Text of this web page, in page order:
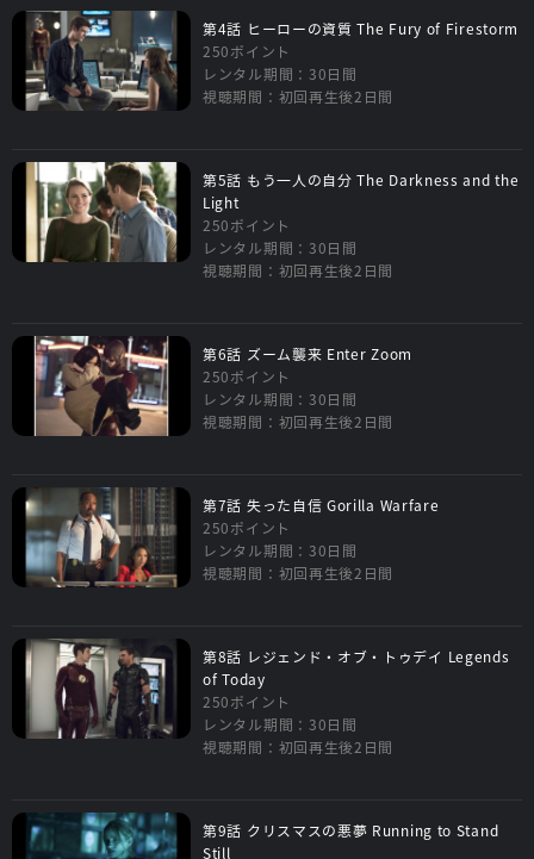
第4話 ヒーローの資質 The Fury of Firestorm
250ポイント
レンタル期間：30日間
視聴期間：初回再生後2日間
第5話 もう一人の自分 The Darkness and the
Light
250ポイント
レンタル期間：30日間
視聴期間：初回再生後2日間
第6話 ズーム襲来 Enter Zoom
250ポイント
レンタル期間：30日間
視聴期間：初回再生後2日間
第7話 失った自信 Gorilla Warfare
250ポイント
レンタル期間：30日間
視聴期間：初回再生後2日間
第8話 レジェンド・オブ・トゥデイ Legends
of Today
250ポイント
レンタル期間：30日間
視聴期間：初回再生後2日間
第9話 クリスマスの悪夢 Running to Stand
Still